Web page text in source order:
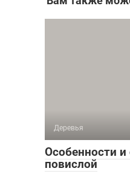
Деревья
Особенности
повислой